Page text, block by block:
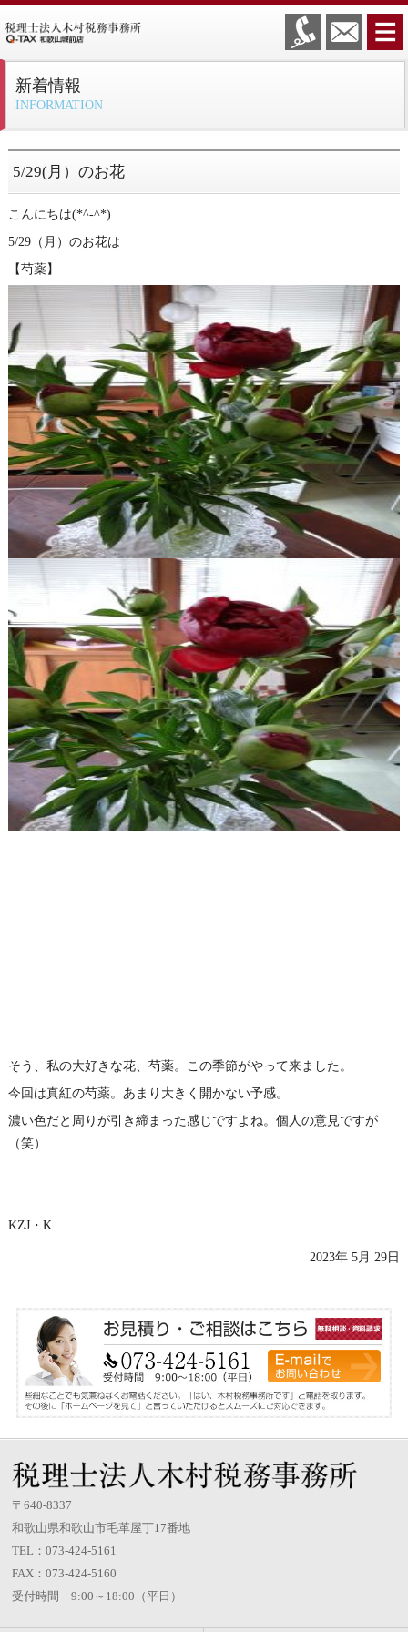
新着情報
INFORMATION
5/29(月）のお花
こんにちは(*^-^*)
5/29（月）のお花は
【芍薬】
そう、私の大好きな花、芍薬。この季節がやって来ました。
今回は真紅の芍薬。あまり大きく開かない予感。
濃い色だと周りが引き締まった感じですよね。個人の意見ですが
（笑）
KZJ・K
2023年 5月 29日
〒640-8337
和歌山県和歌山市毛革屋丁17番地
TEL：073-424-5161
FAX：073-424-5160
受付時間 9:00～18:00（平日）